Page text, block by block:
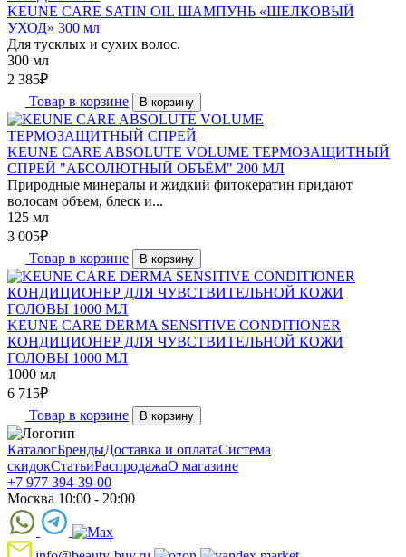
KEUNE CARE SATIN OIL ШАМПУНЬ «ШЕЛКОВЫЙ
УХОД» 300 мл
Для тусклых и сухих волос.
300 мл
2 385₽
Товар в корзине
В корзину
KEUNE CARE ABSOLUTE VOLUME ТЕРМОЗАЩИТНЫЙ
СПРЕЙ "АБСОЛЮТНЫЙ ОБЪЁМ" 200 МЛ
Природные минералы и жидкий фитокератин придают
волосам объем, блеск и...
125 мл
3 005₽
Товар в корзине
В корзину
KEUNE CARE DERMA SENSITIVE CONDITIONER
КОНДИЦИОНЕР ДЛЯ ЧУВСТВИТЕЛЬНОЙ КОЖИ
ГОЛОВЫ 1000 МЛ
1000 мл
6 715₽
Товар в корзине
В корзину
КаталогБрендыДоставка и оплатаСистема
скидокСтатьиРаспродажаО магазине
+7 977 394-39-00
Москва 10:00 - 20:00